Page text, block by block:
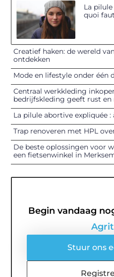
La
quoi
Creatief haken: de wereld
ontdekken
Mode en lifestyle onder één
Centraal werkkleding
bedrijfskleding geeft rust en
La pilule abortive expliquée
Trap renoveren met HPL
De beste oplossingen voor
een fietsenwinkel in
Begin vandaag
Stuur ons